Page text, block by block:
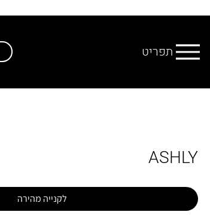
תפריט
ASHLY
לקנייה מהירה